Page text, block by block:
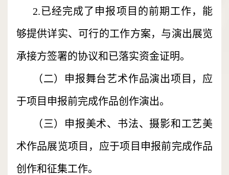
2.已经完成了申报项目的前期工作，能
够提供详实、可行的工作方案，与演出展览
承接方签署的协议和已落实资金证明。
（二）申报舞台艺术作品演出项目，应
于项目申报前完成作品创作演出。
（三）申报美术、书法、摄影和工艺美
术作品展览项目，应于项目申报前完成作品
创作和征集工作。